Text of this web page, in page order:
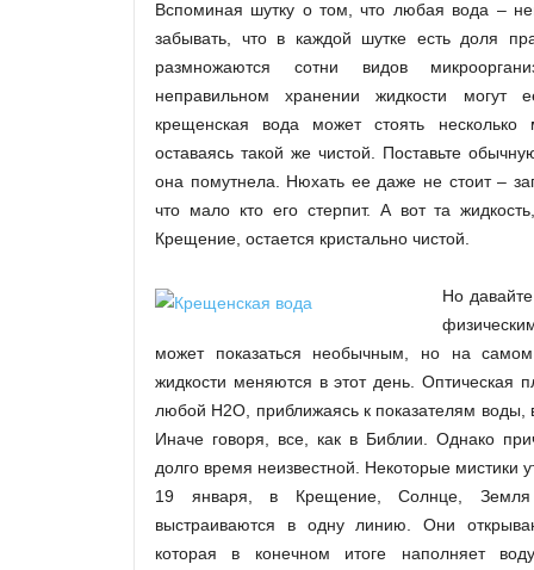
Вспоминая шутку о том, что любая вода –
забывать, что в каждой шутке есть доля
размножаются сотни видов
неправильном хранении жидкости могут
крещенская вода может стоять
оставаясь такой же чистой. Поставьте
она помутнела. Нюхать ее даже не стоит –
что мало кто его стерпит. А вот та
Крещение, остается кристально чистой.
Но
может показаться необычным, но на
жидкости меняются в этот день. Оптическая
любой H2O, приближаясь к показателям воды,
Иначе говоря, все, как в Библии. Однако
долго время неизвестной. Некоторые мистики
19 января, в Крещение, Солнце, Земля
выстраиваются в одну линию. Они
которая в конечном итоге наполняет